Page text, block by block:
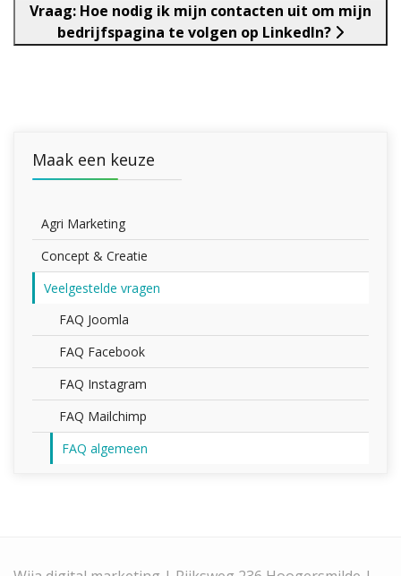
Vraag: Hoe nodig ik mijn contacten uit om mijn
bedrijfspagina te volgen op LinkedIn?
Maak een keuze
Agri Marketing
Concept & Creatie
Veelgestelde vragen
FAQ Joomla
FAQ Facebook
FAQ Instagram
FAQ Mailchimp
FAQ algemeen